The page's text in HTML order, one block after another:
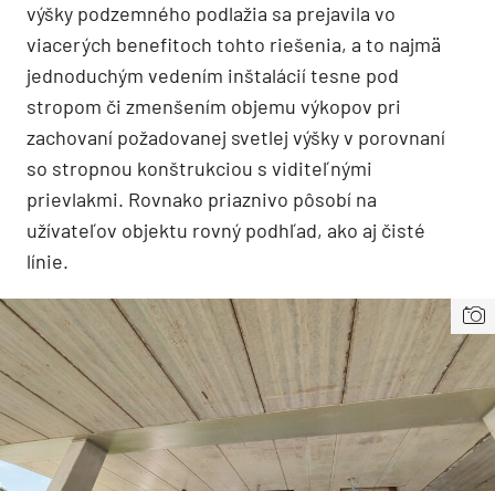
výšky podzemného podlažia sa prejavila vo
viacerých benefitoch tohto riešenia, a to najmä
jednoduchým vedením inštalácií tesne pod
stropom či zmenšením objemu výkopov pri
zachovaní požadovanej svetlej výšky v porovnaní
so stropnou konštrukciou s viditeľnými
prievlakmi. Rovnako priaznivo pôsobí na
užívateľov objektu rovný podhľad, ako aj čisté
línie.